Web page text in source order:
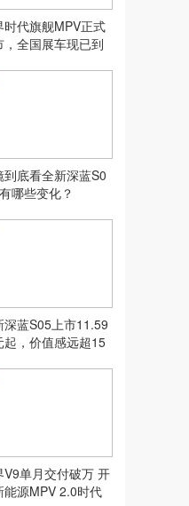
时代旗舰MPV正式
，全国展车现已到
到底看全新深蓝S0
哪些变化？
深蓝S05上市11.59
起，价值感远超15
V9单月交付破万 开
能源MPV 2.0时代